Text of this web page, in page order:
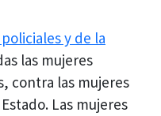
y de la
las mujeres
contra las mujeres
Las mujeres